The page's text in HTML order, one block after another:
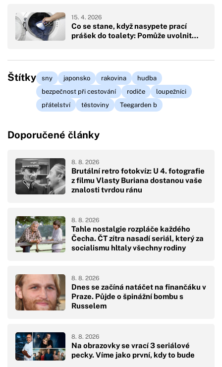
Co se stane, když nasypete prací
prášek do toalety: Pomůže uvolnit…
15. 4. 2026
Štítky sny japonsko rakovina
hudba
bezpečnost při cestování
rodiče
loupežníci
přátelství
těstoviny Teegarden b
Doporučené články
Brutální retro fotokvíz: U 4. fotografie
z filmu Vlasty Buriana dostanou vaše
znalosti tvrdou ránu
8. 8. 2026
Tahle nostalgie rozpláče každého
Čecha. ČT zítra nasadí seriál, který za
socialismu hltaly všechny rodiny
8. 8. 2026
Dnes se začíná natáčet na finančáku v
Praze. Půjde o špinážní bombu s
Russelem
8. 8. 2026
Na obrazovky se vrací 3 seriálové
pecky. Víme jako první, kdy to bude
8. 8. 2026